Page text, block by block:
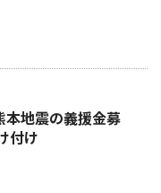
地震の義援金募
付け